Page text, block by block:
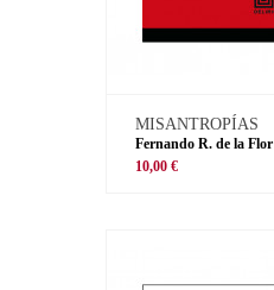
MISANTROPÍAS
Fernando R. de la Flor
10,00 €